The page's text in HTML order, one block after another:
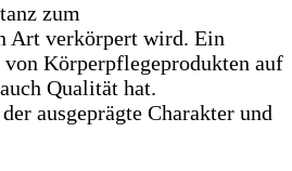
zum
Art verkörpert wird. Ein
Körperpflegeprodukten auf
Qualität hat.
ausgeprägte Charakter und